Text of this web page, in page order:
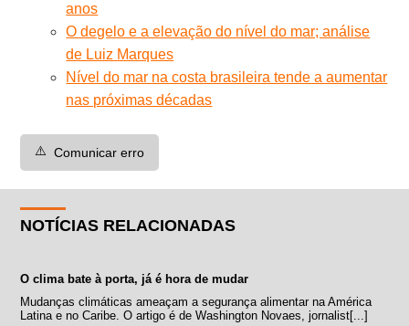
anos
O degelo e a elevação do nível do mar; análise
de Luiz Marques
Nível do mar na costa brasileira tende a aumentar
nas próximas décadas
⚠️ Comunicar erro
NOTÍCIAS RELACIONADAS
O clima bate à porta, já é hora de mudar
Mudanças climáticas ameaçam a segurança alimentar na América
Latina e no Caribe. O artigo é de Washington Novaes, jornalist[...]